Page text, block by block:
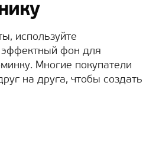
используйте
фон для
Многие покупатели
на друга, чтобы создать